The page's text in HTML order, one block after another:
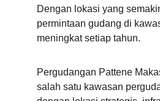
Dengan lokasi yang
permintaan gudang di
meningkat setiap tahun.
Pergudangan Pattene
salah satu kawasan